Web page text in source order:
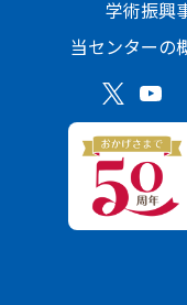
学術振興
当センターの